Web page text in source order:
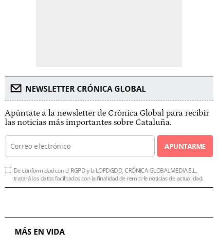
NEWSLETTER CRÓNICA GLOBAL
Apúntate a la newsletter de Crónica Global para recibir
las noticias más importantes sobre Cataluña.
APUNTARME
De conformidad con el RGPD y la LOPDGDD, CRÓNICA GLOBALMEDIA S.L.
tratará los datos facilitados con la finalidad de remitirle noticias de actualidad.
MÁS EN VIDA